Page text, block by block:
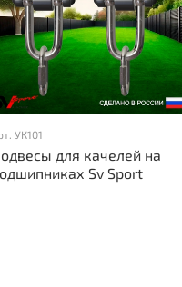
УК101
для качелей на
Sv Sport